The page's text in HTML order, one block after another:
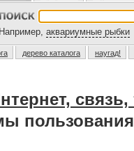
Например, аквариумные рыбки
дерево каталога наугад!